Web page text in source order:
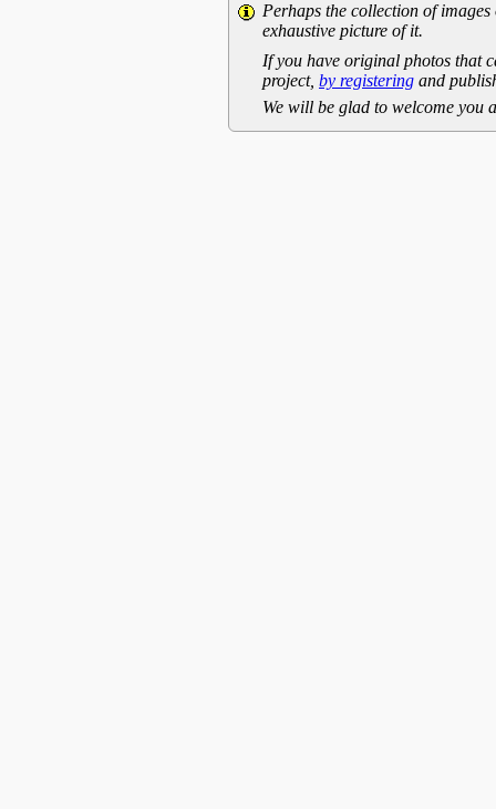
Perhaps the collection of
exhaustive picture of it.
If you have original photos that
project, by registering and
We will be glad to welcome